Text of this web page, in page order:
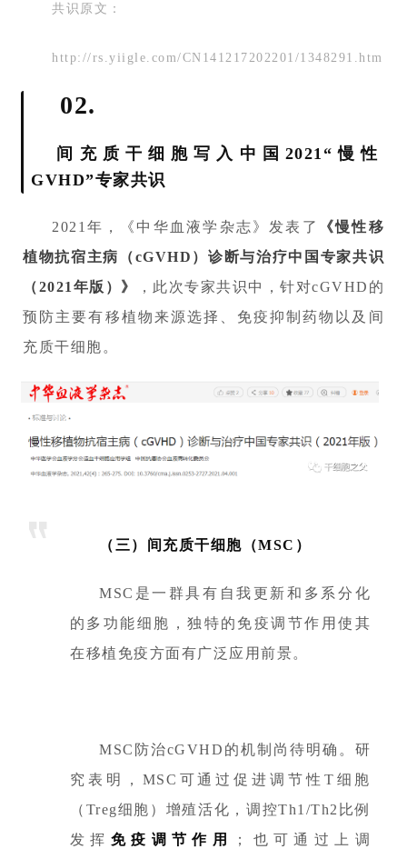
共识原文：
http://rs.yiigle.com/CN141217202201/1348291.htm
02.
间充质干细胞写入中国2021“慢性
GVHD”专家共识
2021年，《中华血液学杂志》发表了
《慢性移
植物抗宿主病（cGVHD）诊断与治疗中国专家共识
（2021年版）》
，此次专家共识中，针对cGVHD的
预防主要有移植物来源选择、免疫抑制药物以及间
充质干细胞。
（三）间充质干细胞（MSC）
MSC是一群具有自我更新和多系分化
的多功能细胞，独特的免疫调节作用使其
在移植免疫方面有广泛应用前景。
MSC防治cGVHD的机制尚待明确。研
究表明，MSC可通过促进调节性T细胞
（Treg细胞）增殖活化，调控Th1/Th2比例
发挥 免疫调节作用 ；也可通过上调